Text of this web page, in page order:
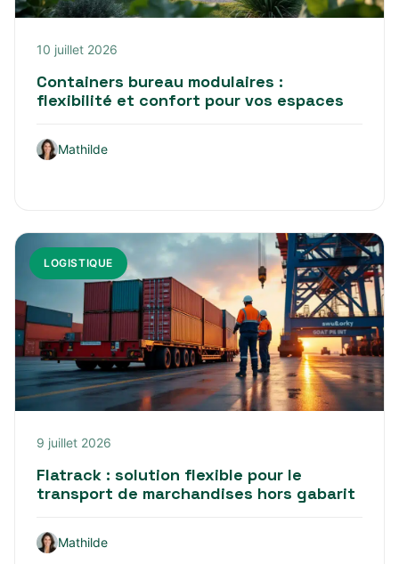
10 juillet 2026
Containers bureau modulaires :
flexibilité et confort pour vos espaces
Mathilde
LOGISTIQUE
9 juillet 2026
Flatrack : solution flexible pour le
transport de marchandises hors gabarit
Mathilde